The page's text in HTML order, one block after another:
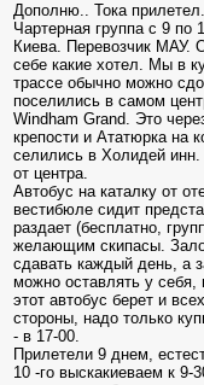
Дополню.. Тока прилетел.
Чартерная группа с 9 по
Киева. Перевозчик МАУ.
себе какие хотел. Мы в
трассе обычно можно
поселились в самом
Windham Grand. Это
крепости и Ататюрка на
селились в Холидей
от центра.
Автобус на каталку от
вестибюле сидит
раздает (бесплатно,
желающим скипасы.
сдавать каждый день, а
можно оставлять у
этот автобус берет и
стороны, надо только
- в 17-00.
Прилетели 9 днем,
10 -го выскакиеваем к